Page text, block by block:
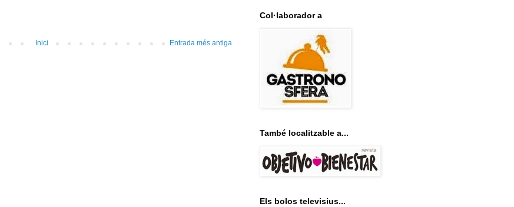
Entrada més antiga
Inici
Col·laborador a
També localitzable a...
Els bolos televisius...